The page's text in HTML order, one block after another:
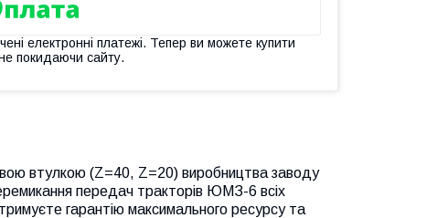
електронні платежі. Тепер ви можете купити
покидаючи сайту.
втулкою (Z=40, Z=20) виробництва заводу
передач тракторів ЮМЗ-6 всіх
гарантію максимального ресурсу та